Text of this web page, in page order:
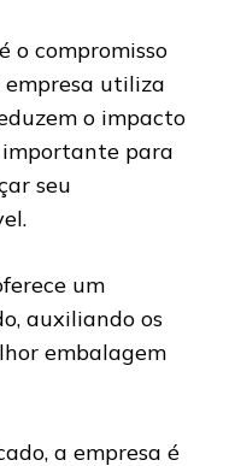
o compromisso
utiliza
o impacto
para
seu
um
auxiliando os
embalagem
a empresa é